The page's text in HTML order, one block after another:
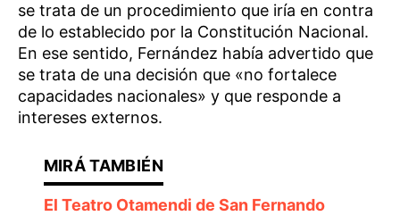
se trata de un procedimiento que iría en contra
de lo establecido por la Constitución Nacional.
En ese sentido, Fernández había advertido que
se trata de una decisión que «no fortalece
capacidades nacionales» y que responde a
intereses externos.
El Teatro Otamendi de San Fernando